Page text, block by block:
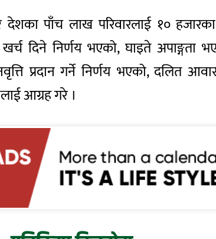
पाँच लाख परिवारलाई १०
दिने निर्णय भएको, घाइते अपाङ्गता
प्रदान गर्ने निर्णय भएको, दलित
आग्रह गरे ।